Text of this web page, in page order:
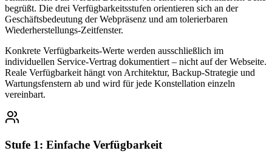
begrüßt. Die drei Verfügbarkeitsstufen orientieren sich an der
Geschäftsbedeutung der Webpräsenz und am tolerierbaren
Wiederherstellungs-Zeitfenster.
Konkrete Verfügbarkeits-Werte werden ausschließlich im
individuellen Service-Vertrag dokumentiert – nicht auf der Webseite.
Reale Verfügbarkeit hängt von Architektur, Backup-Strategie und
Wartungsfenstern ab und wird für jede Konstellation einzeln
vereinbart.
Stufe 1: Einfache Verfügbarkeit